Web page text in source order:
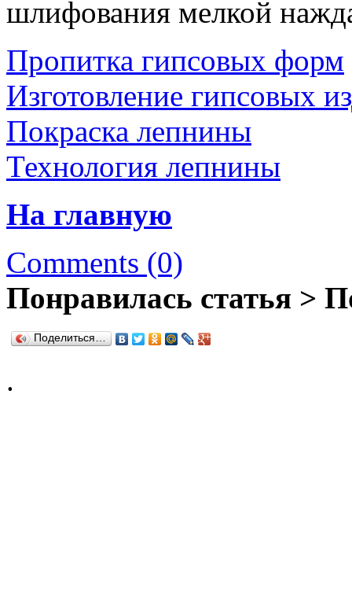
шлифования мелкой
Пропитка гипсовых форм
Изготовление гипсовых
Покраска лепнины
Технология лепнины
На главную
Comments (0)
Понравилась статья >
Поделиться…
.